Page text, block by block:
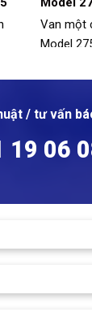
Van một
Model
Áp suất
/ tư vấn
19 06